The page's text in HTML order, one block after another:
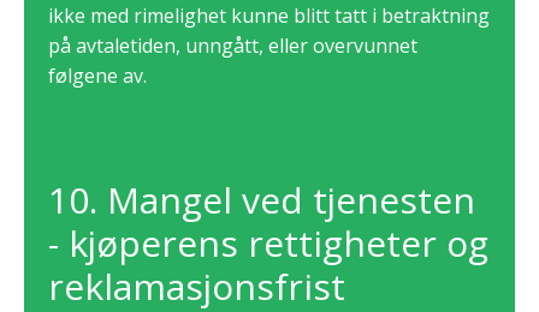
ikke med rimelighet kunne blitt tatt i betraktning
på avtaletiden, unngått, eller overvunnet
følgene av.
10. Mangel ved tjenesten
- kjøperens rettigheter og
reklamasjonsfrist